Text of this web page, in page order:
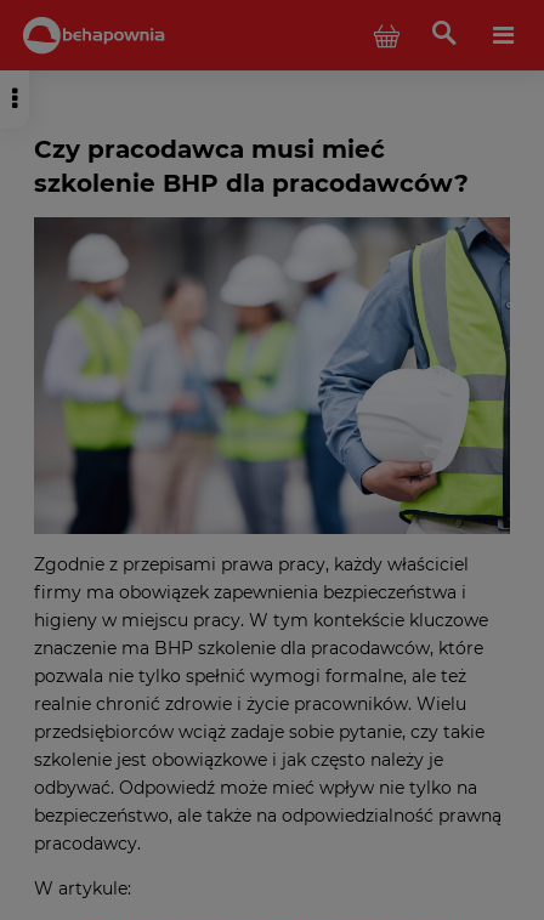
Czy pracodawca musi mieć
szkolenie BHP dla pracodawców?
Zgodnie z przepisami prawa pracy, każdy właściciel
firmy ma obowiązek zapewnienia bezpieczeństwa i
higieny w miejscu pracy. W tym kontekście kluczowe
znaczenie ma BHP szkolenie dla pracodawców, które
pozwala nie tylko spełnić wymogi formalne, ale też
realnie chronić zdrowie i życie pracowników. Wielu
przedsiębiorców wciąż zadaje sobie pytanie, czy takie
szkolenie jest obowiązkowe i jak często należy je
odbywać. Odpowiedź może mieć wpływ nie tylko na
bezpieczeństwo, ale także na odpowiedzialność prawną
pracodawcy.
W artykule: